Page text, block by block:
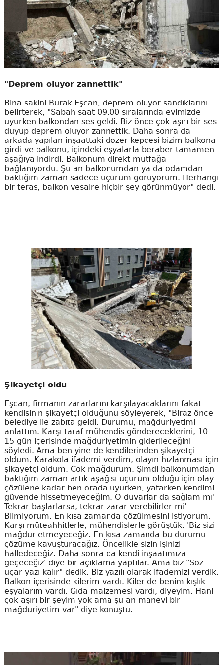
"Deprem oluyor zannettik"
Bina sakini Burak Eşcan, deprem oluyor sandıklarını
belirterek, "Sabah saat 09.00 sıralarında evimizde
uyurken balkondan ses geldi. Biz önce çok aşırı bir ses
duyup deprem oluyor zannettik. Daha sonra da
arkada yapılan inşaattaki dozer kepçesi bizim balkona
girdi ve balkonu, içindeki eşyalarla beraber tamamen
aşağıya indirdi. Balkonum direkt mutfağa
bağlanıyordu. Şu an balkonumdan ya da odamdan
baktığım zaman sadece uçurum görüyorum. Herhangi
bir teras, balkon vesaire hiçbir şey görünmüyor" dedi.
Şikayetçi oldu
Eşcan, firmanın zararlarını karşılayacaklarını fakat
kendisinin şikayetçi olduğunu söyleyerek, "Biraz önce
belediye ile zabıta geldi. Durumu, mağduriyetimi
anlattım. Karşı taraf mühendis göndereceklerini, 10-
15 gün içerisinde mağduriyetimin giderileceğini
söyledi. Ama ben yine de kendilerinden şikayetçi
oldum. Karakola ifademi verdim, olayın hızlanması için
şikayetçi oldum. Çok mağdurum. Şimdi balkonumdan
baktığım zaman artık aşağısı uçurum olduğu için olay
çözülene kadar ben orada uyurken, yatarken kendimi
güvende hissetmeyeceğim. O duvarlar da sağlam mı'
Tekrar başlarlarsa, tekrar zarar verebilirler mi'
Bilmiyorum. En kısa zamanda çözülmesini istiyorum.
Karşı müteahhitlerle, mühendislerle görüştük. 'Biz sizi
mağdur etmeyeceğiz. En kısa zamanda bu durumu
çözüme kavuşturacağız. Öncelikle sizin işinizi
halledeceğiz. Daha sonra da kendi inşaatımıza
geçeceğiz' diye bir açıklama yaptılar. Ama biz "Söz
uçar yazı kalır" dedik. Biz yazılı olarak ifademizi verdik.
Balkon içerisinde kilerim vardı. Kiler de benim kışlık
eşyalarım vardı. Gıda malzemesi vardı, diyeyim. Hani
çok aşırı bir şeyim yok ama şu an manevi bir
mağduriyetim var" diye konuştu.